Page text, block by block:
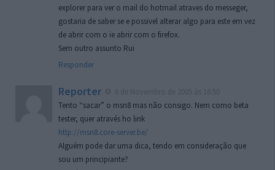
explorer para ver o mail do hotmail atraves do messeger,
gostaria de saber se e possivel alterar algo para este em vez
de abrir com o ie abrir com o firefox.
Sem outro assunto Rui
Responder
Reporter
Tento “sacar” o msn8 mas não consigo. Nem como beta
tester, quer através ho link
http://msn8.core-server.be/
Alguém pode dar uma dica, tendo em consideração que
sou um principiante?